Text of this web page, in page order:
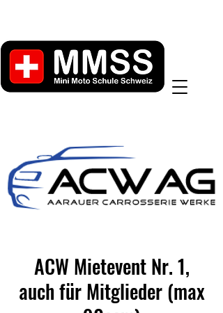
ACW Mietevent Nr. 1,
auch für Mitglieder (max